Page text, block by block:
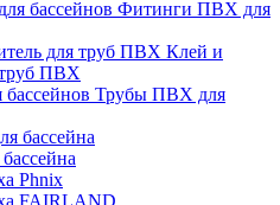
Фитинги ПВХ для
Клей и
труб ПВХ
Трубы ПВХ для
Phnix
FAIRLAND